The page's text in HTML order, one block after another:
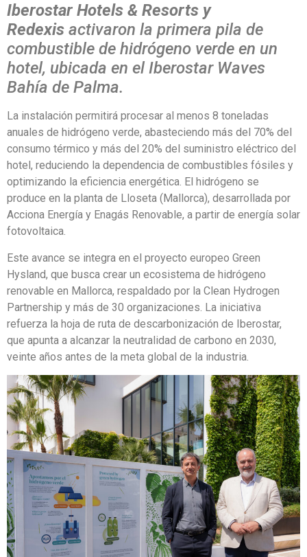
Iberostar Hotels & Resorts y
Redexis activaron la primera pila de
combustible de hidrógeno verde en un
hotel, ubicada en el Iberostar Waves
Bahía de Palma.
La instalación permitirá procesar al menos 8 toneladas
anuales de hidrógeno verde, abasteciendo más del 70% del
consumo térmico y más del 20% del suministro eléctrico del
hotel, reduciendo la dependencia de combustibles fósiles y
optimizando la eficiencia energética. El hidrógeno se
produce en la planta de Lloseta (Mallorca), desarrollada por
Acciona Energía y Enagás Renovable, a partir de energía solar
fotovoltaica.
Este avance se integra en el proyecto europeo Green
Hysland, que busca crear un ecosistema de hidrógeno
renovable en Mallorca, respaldado por la Clean Hydrogen
Partnership y más de 30 organizaciones. La iniciativa
refuerza la hoja de ruta de descarbonización de Iberostar,
que apunta a alcanzar la neutralidad de carbono en 2030,
veinte años antes de la meta global de la industria.